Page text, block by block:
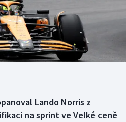
Lando Norris z
na sprint ve Velké ceně